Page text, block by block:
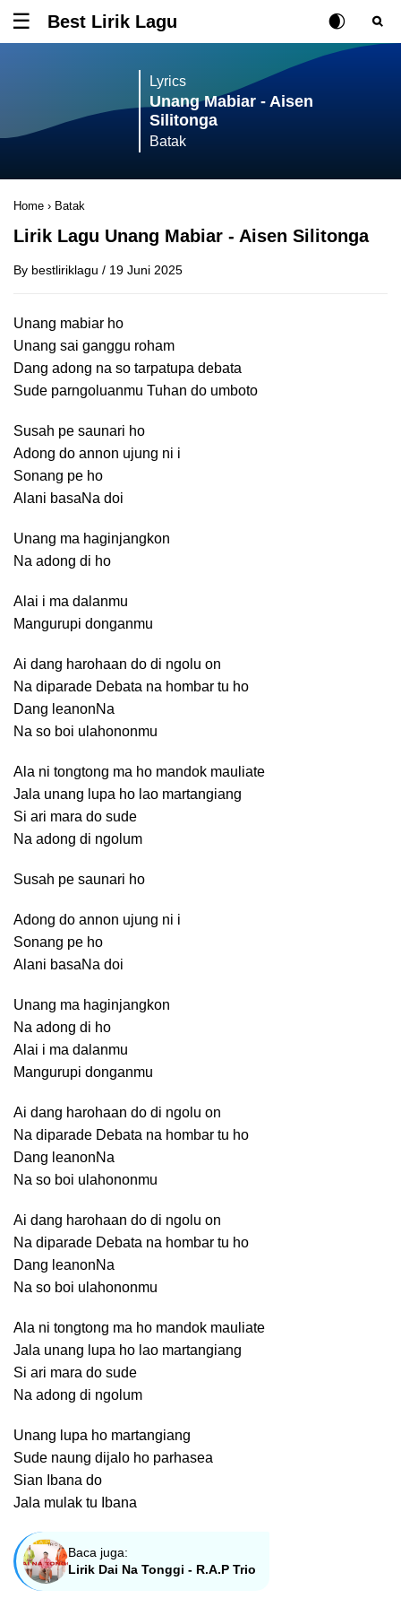
Tombol untuk membuka atau menutup menu
Best Lirik Lagu Rubah Posisi
Tombol
Lyrics
Unang Mabiar - Aisen
Silitonga
Batak
Home › Batak
Lirik Lagu Unang Mabiar - Aisen Silitonga
By bestliriklagu / 19 Juni 2025
Unang mabiar ho
Unang sai ganggu roham
Dang adong na so tarpatupa debata
Sude parngoluanmu Tuhan do umboto
Susah pe saunari ho
Adong do annon ujung ni i
Sonang pe ho
Alani basaNa doi
Unang ma haginjangkon
Na adong di ho
Alai i ma dalanmu
Mangurupi donganmu
Ai dang harohaan do di ngolu on
Na diparade Debata na hombar tu ho
Dang leanonNa
Na so boi ulahononmu
Ala ni tongtong ma ho mandok mauliate
Jala unang lupa ho lao martangiang
Si ari mara do sude
Na adong di ngolum
Susah pe saunari ho
Adong do annon ujung ni i
Sonang pe ho
Alani basaNa doi
Unang ma haginjangkon
Na adong di ho
Alai i ma dalanmu
Mangurupi donganmu
Ai dang harohaan do di ngolu on
Na diparade Debata na hombar tu ho
Dang leanonNa
Na so boi ulahononmu
Ai dang harohaan do di ngolu on
Na diparade Debata na hombar tu ho
Dang leanonNa
Na so boi ulahononmu
Ala ni tongtong ma ho mandok mauliate
Jala unang lupa ho lao martangiang
Si ari mara do sude
Na adong di ngolum
Unang lupa ho martangiang
Sude naung dijalo ho parhasea
Sian Ibana do
Jala mulak tu Ibana
Baca juga:
Lirik Dai Na Tonggi - R.A.P Trio